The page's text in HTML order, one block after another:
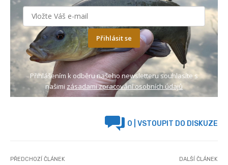
Přihlásit se
Přihlášením k odběru našeho newsletteru souhlasíte s
našimi zásadami zpracování osobních údajů
0 | VSTOUPIT DO DISKUZE
PŘEDCHOZÍ ČLÁNEK DALŠÍ ČLÁNEK